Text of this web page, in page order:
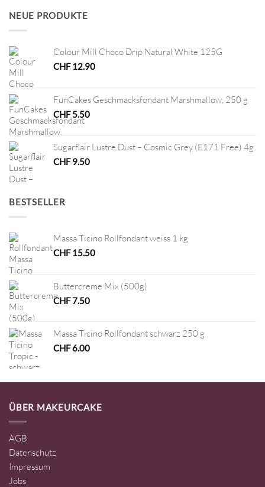
NEUE PRODUKTE
Colour Mill Choco Drip Natural White 125G
CHF12.90
FunCakes Geschmacksfondant Marshmallow, 250 g
CHF5.50
Sugarflair Lustre Dust – Cosmic Grey (E171 Free) 4g
CHF9.50
BESTSELLER
Massa Ticino Rollfondant weiss 1 kg
CHF15.50
Buttercreme Mix (500g)
CHF7.50
Massa Ticino Rollfondant schwarz 250 g
CHF6.00
ÜBER MAKEURCAKE
AGB
Datenschutz
Impressum
Jobs